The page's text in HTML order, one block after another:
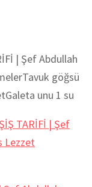
| Şef Abdullah
göğsü
unu 1 su
TARİFİ | Şef
Lezzet